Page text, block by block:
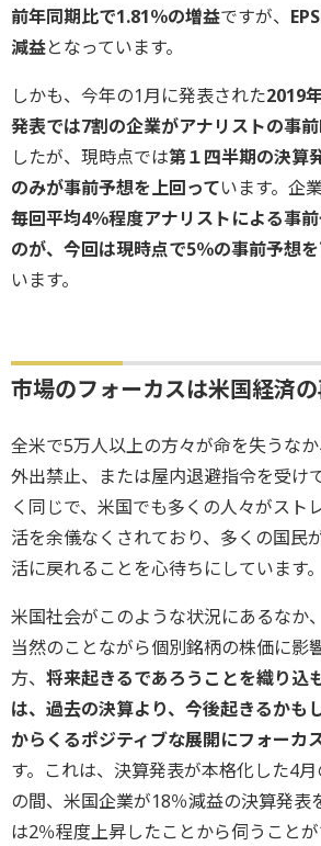
前年同期比で1.81％の増益ですが、
減益となっています。
しかも、今年の1月に発表された2019
発表では7割の企業がアナリストの事前
したが、現時点では第１四半期の決算
のみが事前予想を上回っています。企
毎回平均4％程度アナリストによる事
のが、今回は現時点で5％の事前予想
います。
市場のフォーカスは米国経済
全米で5万人以上の方々が命を失うな
外出禁止、または屋内退避指令を受け
く同じで、米国でも多くの人々がスト
活を余儀なくされており、多くの国民
活に戻れることを心待ちにしています。
米国社会がこのような状況にあるなか
当然のことながら個別銘柄の株価に影
方、 将来起きるであろうことを織り込
は、過去の決算より、今後起きるかも
からくるポジティブな展開にフォーカ
す。これは、決算発表が本格化した4
の間、米国企業が18％減益の決算発表
は2％程度上昇したことから伺うことが